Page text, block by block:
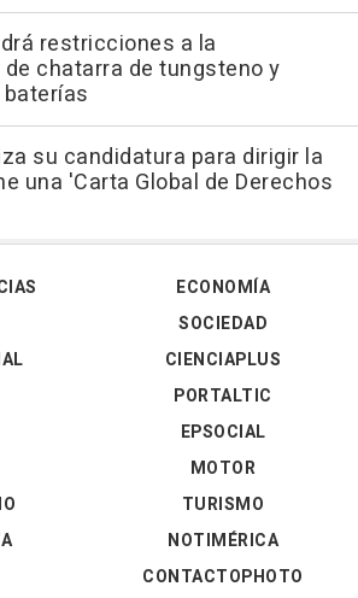
restricciones a la
chatarra de tungsteno y
su candidatura para dirigir la
una 'Carta Global de Derechos
ECONOMÍA
SOCIEDAD
CIENCIAPLUS
PORTALTIC
EPSOCIAL
MOTOR
TURISMO
NOTIMÉRICA
CONTACTOPHOTO